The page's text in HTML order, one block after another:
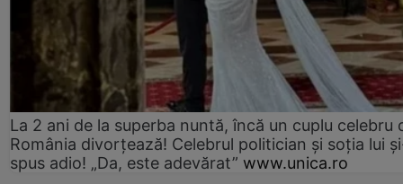
La 2 ani de la superba nuntă, încă un cuplu celebru
România divorțează! Celebrul politician și soția lui
spus adio! „Da, este adevărat” www.unica.ro